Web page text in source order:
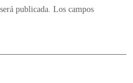
publicada. Los campos